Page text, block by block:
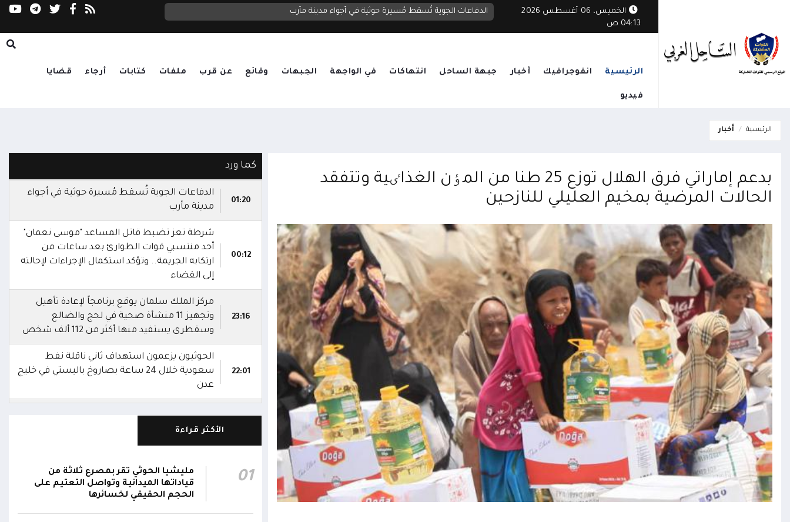
الخميس، 06 أغسطس 2026
04:13 ص
الدفاعات الجوية تُسقط مُسيرة حوثية في أجواء مدينة مأرب
رباعية إقليمية تؤكد دعم الحلول الدبلوماسية وتشدد على حماية باب المندب وهرمز مدينة الملك سلمان الطبية بالمهرة تستكمل
الرئيسية انفوجرافيك أخبار جبهة الساحل انتهاكات في الواجهة الجبهات وقائع عن قرب ملفات كتابات أرجاء قضايا
فيديو
الرئيسية أخبار
بدعم إماراتي فرق الهلال توزع 25 طنا من المٶن الغذاٸية وتتفقد
الحالات المرضية بمخيم العليلي للنازحين
كما ورد
01:20
الدفاعات الجوية تُسقط مُسيرة حوثية في أجواء
مدينة مأرب
00:12
شرطة تعز تضبط قاتل المساعد "موسى نعمان"
أحد منتسبي قوات الطوارئ بعد ساعات من
ارتكابه الجريمة.. وتؤكد استكمال الإجراءات لإحالته
إلى القضاء
23:16
مركز الملك سلمان يوقع برنامجاً لإعادة تأهيل
وتجهيز 11 منشأة صحية في لحج والضالع
وسقطرى يستفيد منها أكثر من 112 ألف شخص
22:01
الحوثيون يزعمون استهداف ثاني ناقلة نفط
سعودية خلال 24 ساعة بصاروخ باليستي في خليج
عدن
الانتهاء وإمدادات الغاز ستعود تدريجياً لتغطية
رئيس مجلس القيادة يُصدر قراراً بتعيين يحيى
محمد كزمان وكيلاً لقطاع الأمن الداخلي، وأحمد
سعد السقطري وكيلاً لقطاع الأمن الخارجي؛ في
الأكثر قراءة
01
مليشيا الحوثي تقر بمصرع ثلاثة من
قياداتها الميدانية وتواصل التعتيم على
الحجم الحقيقي لخسائرها